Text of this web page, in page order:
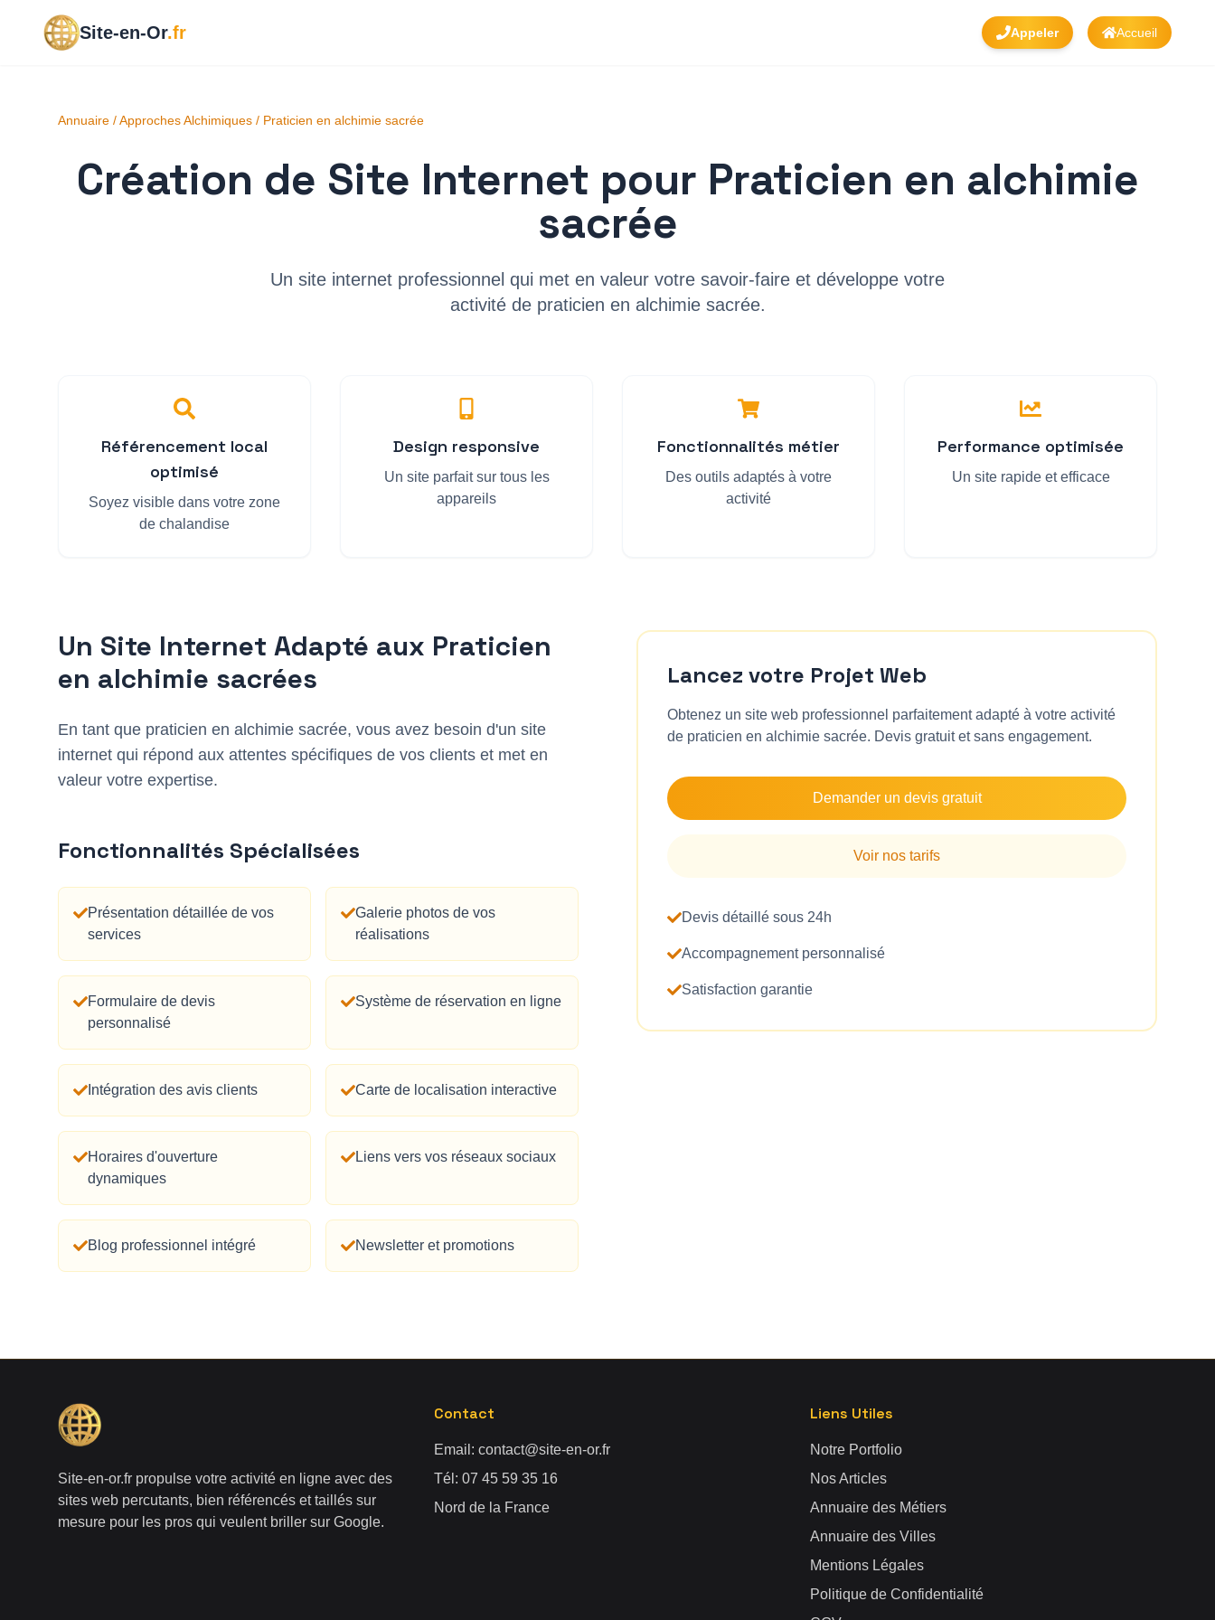
Site-en-Or.fr Appeler Accueil
Annuaire /Approches Alchimiques / Praticien en alchimie sacrée
Création de Site Internet pour Praticien en alchimie
sacrée
Un site internet professionnel qui met en valeur votre savoir-faire et développe votre
activité de praticien en alchimie sacrée.
Référencement local
optimisé
Soyez visible dans votre zone
de chalandise
Design responsive
Un site parfait sur tous les
appareils
Fonctionnalités métier
Des outils adaptés à votre
activité
Performance optimisée
Un site rapide et efficace
Un Site Internet Adapté aux Praticien
en alchimie sacrées
En tant que praticien en alchimie sacrée, vous avez besoin d'un site
internet qui répond aux attentes spécifiques de vos clients et met en
valeur votre expertise.
Fonctionnalités Spécialisées
Présentation détaillée de vos
services
Galerie photos de vos
réalisations
Formulaire de devis
personnalisé
Système de réservation en ligne
Intégration des avis clients Carte de localisation interactive
Horaires d'ouverture
dynamiques
Liens vers vos réseaux sociaux
Blog professionnel intégré Newsletter et promotions
Lancez votre Projet Web
Obtenez un site web professionnel parfaitement adapté à votre activité
de praticien en alchimie sacrée. Devis gratuit et sans engagement.
Demander un devis gratuit
Voir nos tarifs
Devis détaillé sous 24h
Accompagnement personnalisé
Satisfaction garantie
Site-en-or.fr propulse votre activité en ligne avec des
sites web percutants, bien référencés et taillés sur
mesure pour les pros qui veulent briller sur Google.
Contact
Email: contact@site-en-or.fr
Tél: 07 45 59 35 16
Nord de la France
Liens Utiles
Notre Portfolio
Nos Articles
Annuaire des Métiers
Annuaire des Villes
Mentions Légales
Politique de Confidentialité